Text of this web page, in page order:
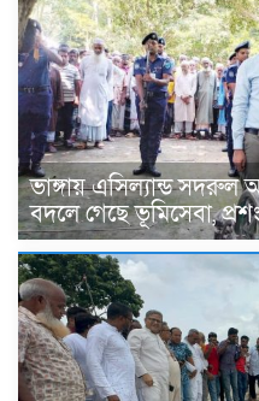
ভাঙ্গায় এসিল্যান্ড
বদলে গেছে ভূমিসেবা,